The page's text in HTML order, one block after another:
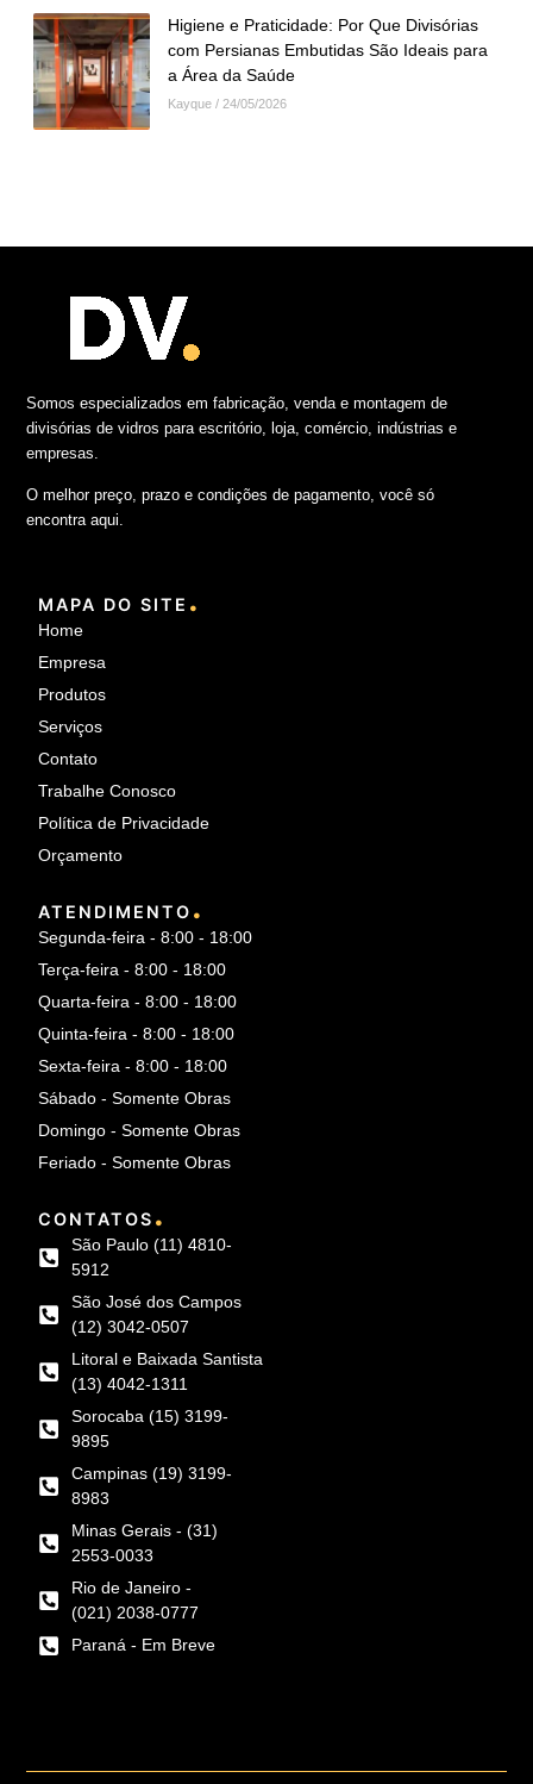
Higiene e Praticidade: Por Que Divisórias
com Persianas Embutidas São Ideais para
a Área da Saúde
Kayque 24/05/2026
Somos especializados em fabricação, venda e montagem de
divisórias de vidros para escritório, loja, comércio, indústrias e
empresas.
O melhor preço, prazo e condições de pagamento, você só
encontra aqui.
MAPA DO SITE .
Home
Empresa
Produtos
Serviços
Contato
Trabalhe Conosco
Política de Privacidade
Orçamento
ATENDIMENTO .
Segunda-feira - 8:00 - 18:00
Terça-feira - 8:00 - 18:00
Quarta-feira - 8:00 - 18:00
Quinta-feira - 8:00 - 18:00
Sexta-feira - 8:00 - 18:00
Sábado - Somente Obras
Domingo - Somente Obras
Feriado - Somente Obras
CONTATOS .
São Paulo (11) 4810-
5912
São José dos Campos
(12) 3042-0507
Litoral e Baixada Santista
(13) 4042-1311
Sorocaba (15) 3199-
9895
Campinas (19) 3199-
8983
Minas Gerais - (31)
2553-0033
Rio de Janeiro -
(021) 2038-0777
Paraná - Em Breve